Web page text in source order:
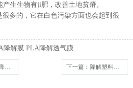
生生物有ji肥，改善土地贫瘠。
多的，它在白色污染方面也会起到很
降解膜 PLA降解透气膜
难？ 下一篇 ：降解塑料袋与传统塑料袋有哪些不同？